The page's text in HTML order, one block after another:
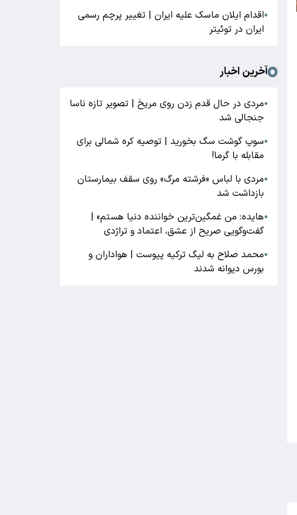
●اقدام ایلان ماسک علیه ایران | تغییر پرچم رسمی
ایران در توئیتر
آخرین اخبار
●مردی در حال قدم زدن روی مریخ | تصویر تازه ناسا
جنجالی شد
●سوپ گوشت سگ بخورید | توصیه کره شمالی برای
مقابله با گرما!
●مردی با لباس «فرشته مرگ» روی سقف بیمارستان
بازداشت شد
●هایده: من غمگین‌ترین خواننده دنیا هستم» |
گفت‌وگویی صریح از عشق، اعتماد و تراژدی
●محمد صلاح به لیگ ترکیه پیوست | هواداران و
بورس دیوانه شدند